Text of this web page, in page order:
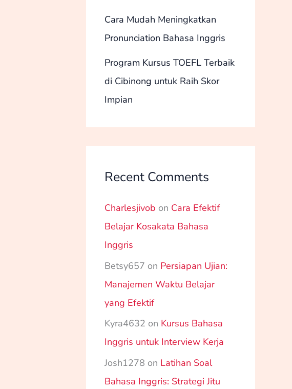
Cara Mudah Meningkatkan
Pronunciation Bahasa Inggris
Program Kursus TOEFL Terbaik
di Cibinong untuk Raih Skor
Impian
Recent Comments
Charlesjivob on Cara Efektif
Belajar Kosakata Bahasa
Inggris
Betsy657 on Persiapan Ujian:
Manajemen Waktu Belajar
yang Efektif
Kyra4632 on Kursus Bahasa
Inggris untuk Interview Kerja
Josh1278 on Latihan Soal
Bahasa Inggris: Strategi Jitu